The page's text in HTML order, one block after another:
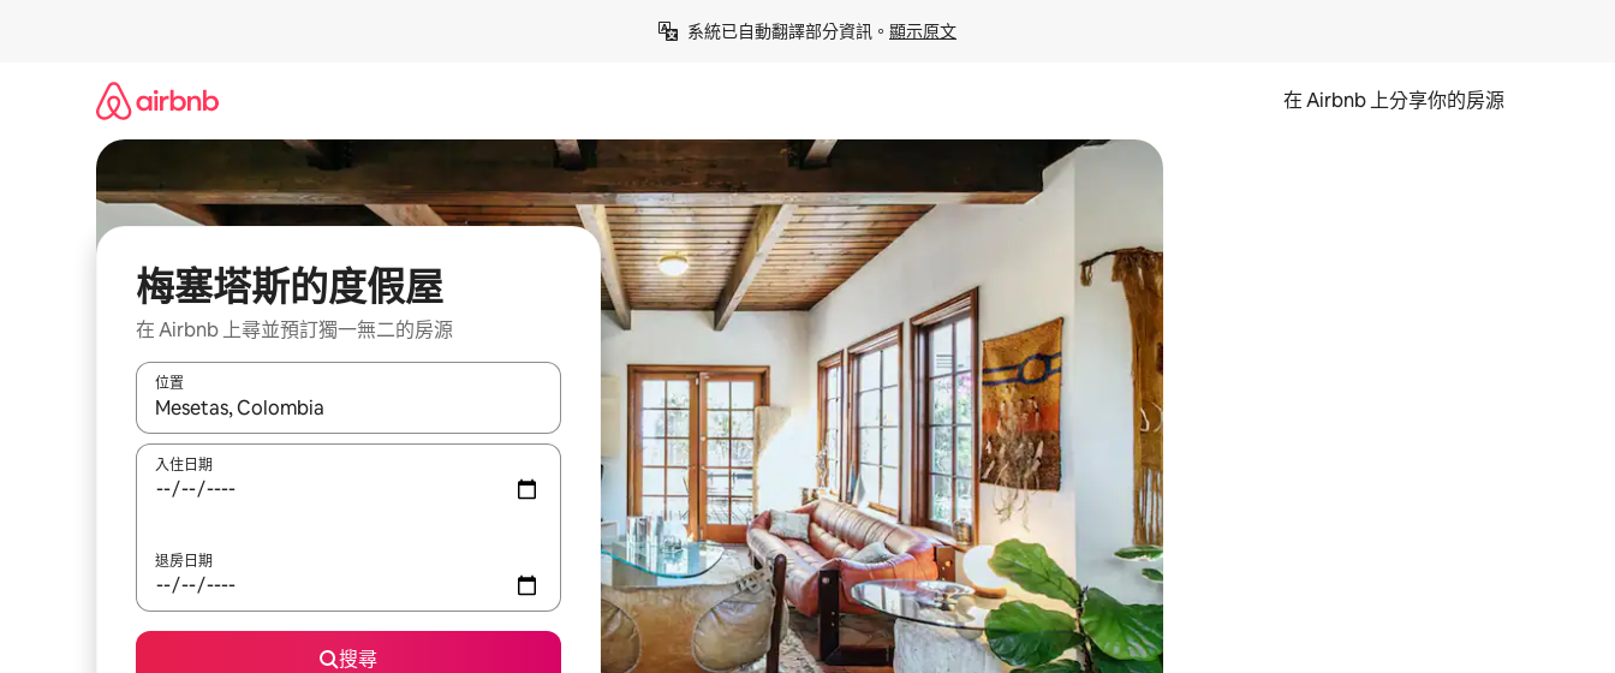
系統已自動翻譯部分資訊。 顯示原文
在 Airbnb 上分享你的房源
梅塞塔斯的度假屋
在 Airbnb 上尋並預訂獨一無二的房源
位置
如有搜尋結果，瀏覽內容時請使用上下箭頭，或輕點、滑動裝置。
入住日期
退房日期
搜尋